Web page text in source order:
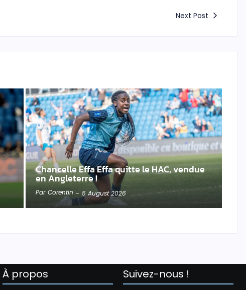
Next Post
Chancelle Effa Effa quitte le HAC, vendue
en Angleterre !
Par Corentin - 5 August 2026
À propos Suivez-nous !